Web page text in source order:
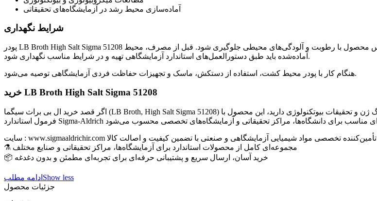
آماده‌سازی محیط رشد در آزمایشگاه‌های تحقیقاتی
شرایط نگهداری
پودر LB Broth High Salt Sigma 51208 باید در ظرف اصلی، کاملاً دربسته و در محیط خشک و خنک نگهداری شود. از تماس محصول با رطوبت و آلودگی‌های محیطی جلوگیری شود. قبل از مصرف، محیط
آماده‌شده باید طبق دستورالعمل‌های استاندارد آزمایشگاهی تهیه و در شرایط مناسب نگهداری شود.
هنگام کار با پودر محیط کشت، استفاده از دستکش، ماسک و تجهیزات حفاظت فردی آزمایشگاهی توصیه می‌شود.
خرید LB Broth High Salt Sigma 51208
اگر قصد خرید ال بی براث سیگما (LB Broth, High Salt Sigma 51208) را برای آزمایشگاه‌های میکروبیولوژی، زیست‌شناسی مولکولی، کشت باکتری، کلونینگ ژن و تحقیقات بیوتکنولوژی دارید، این محصول با
سایت : www.sigmaaldrichir.com تأمین‌کننده تخصصی مواد شیمیایی آزمایشگاهی و صنعتی با تضمین کیفیت و اصالت کالا
⚗️ مجموعه‌ای کامل از محصولات استاندارد برای آزمایشگاه‌ها، مراکز تحقیقاتی و صنایع مختلف
📦 خرید آسان، ارسال سریع و پشتیبانی حرفه‌ای برای تجربه‌ای مطمئن و بدون دغدغه
ادامه مطلب Show less
جزئیات محصول